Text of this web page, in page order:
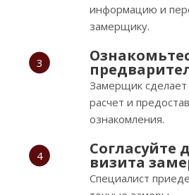
информацию и
замерщику.
3
Замерщик
расчет и
ознакомления.
4 Согласуйте
визита
Специалист